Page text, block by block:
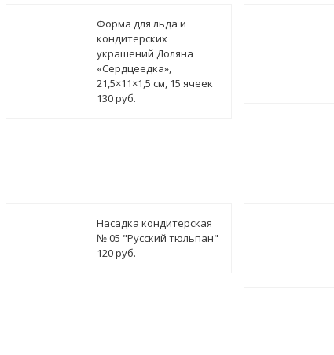
Форма для льда и
кондитерских
украшений Доляна
«Сердцеедка»,
21,5×11×1,5 см, 15 ячеек
130 руб.
Насадка кондитерская
№ 05 "Русский тюльпан"
120 руб.